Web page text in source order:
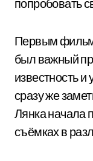
попробовать
Первым
был важный
известность и
сразу же
Лянка начала
съёмках в